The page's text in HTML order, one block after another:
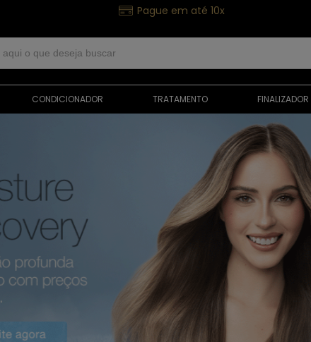
Pague em até 10x
CONDICIONADOR TRATAMENTO FINALIZADOR